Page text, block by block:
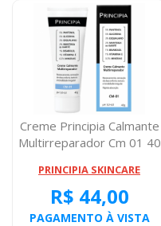
Creme Principia Calmante
Multirreparador Cm 01 40
PRINCIPIA SKINCARE
R$ 44,00
PAGAMENTO À VISTA